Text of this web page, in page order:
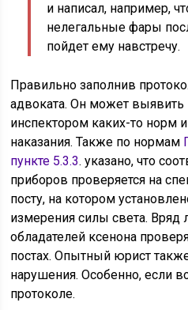
и написал, например,
нелегальные фары
пойдет ему навстречу.
Правильно заполнив
адвоката. Он может
инспектором каких-то норм
наказания. Также по нормам
пункте 5.3.3. указано, что
приборов проверяется на
посту, на котором
измерения силы света. Вряд
обладателей ксенона
постах. Опытный юрист
нарушения. Особенно, если
протоколе.